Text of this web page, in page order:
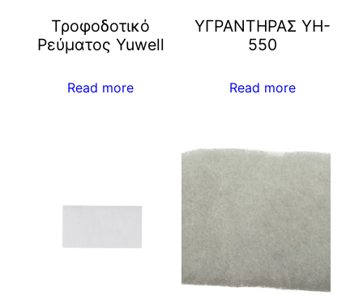
Τροφοδοτικό
Ρεύματος Yuwell
Read more
ΥΓΡΑΝΤΗΡΑΣ YH-
550
Read more